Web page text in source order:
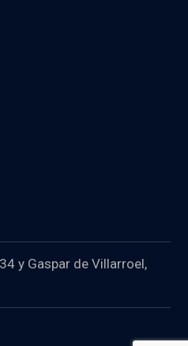
y Gaspar de Villarroel,